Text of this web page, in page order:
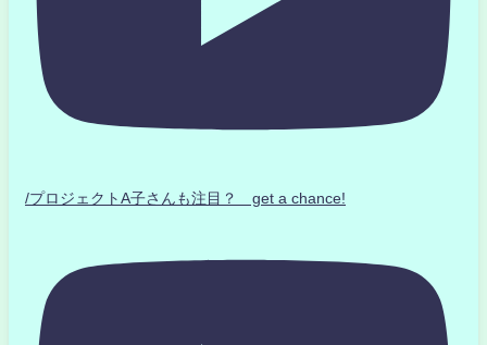
/プロジェクトA子さんも注目？ get a chance!